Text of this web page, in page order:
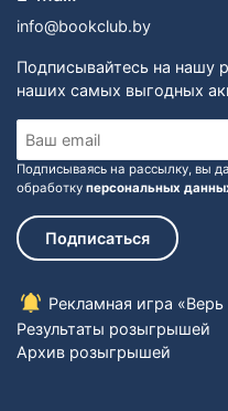
info@bookclub.by
Подписывайтесь на нашу
наших самых выгодных
Подписываясь на рассылку, вы
обработку персональных
Подписаться
Рекламная игра
Результаты розыгрышей
Архив розыгрышей